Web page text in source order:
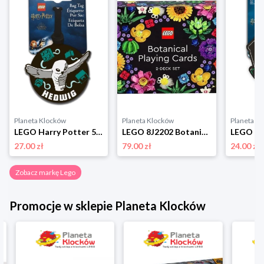
Planeta Klocków
LEGO Harry Potter 53250 Zawieszka do bagażu Sowa Hedwiga Lego
27.00 zł
Planeta Klocków
LEGO 8J2202 Botanicals Karty do gry Lego
79.00 zł
Planeta
24.00 zł
Zobacz markę Lego
Promocje w sklepie Planeta Klocków